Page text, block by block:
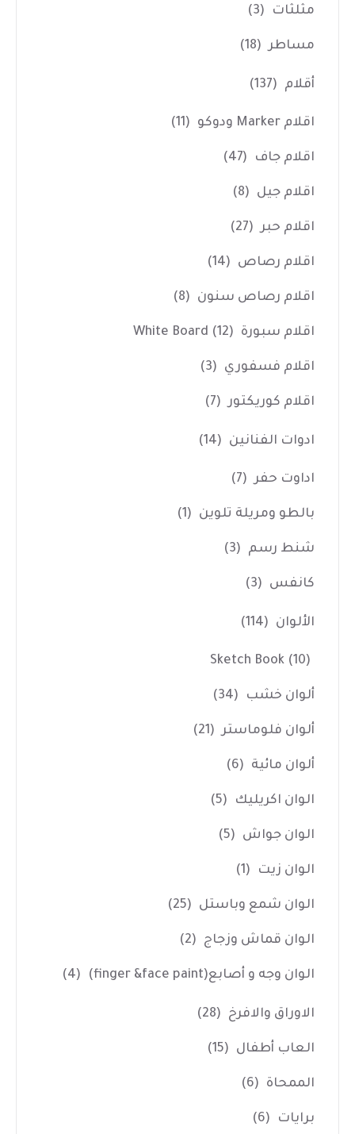
مثلثات (3)
مساطر (18)
أقلام (137)
اقلام Marker ودوكو (11)
اقلام جاف (47)
اقلام جيل (8)
اقلام حبر (27)
اقلام رصاص (14)
اقلام رصاص سنون (8)
اقلام سبورة White Board (12)
اقلام فسفوري (3)
اقلام كوريكتور (7)
ادوات الفنانين (14)
اداوت حفر (7)
بالطو ومريلة تلوين (1)
شنط رسم (3)
كانفس (3)
الألوان (114)
Sketch Book (10)
ألوان خشب (34)
ألوان فلوماستر (21)
ألوان مائية (6)
الوان اكريليك (5)
الوان جواش (5)
الوان زيت (1)
الوان شمع وباستل (25)
الوان قماش وزجاج (2)
الوان وجه و أصابع(finger &face paint) (4)
الاوراق والافرخ (28)
العاب أطفال (15)
الممحاة (6)
برايات (6)